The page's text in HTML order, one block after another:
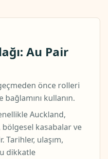
Au Pair
önce rolleri
kullanın.
Auckland,
kasabalar ve
Tarihler, ulaşım,
dikkatle